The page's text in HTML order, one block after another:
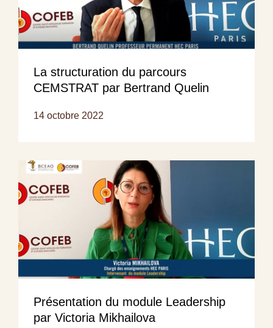
La structuration du parcours
CEMSTRAT par Bertrand Quelin
14 octobre 2022
Présentation du module Leadership
par Victoria Mikhailova